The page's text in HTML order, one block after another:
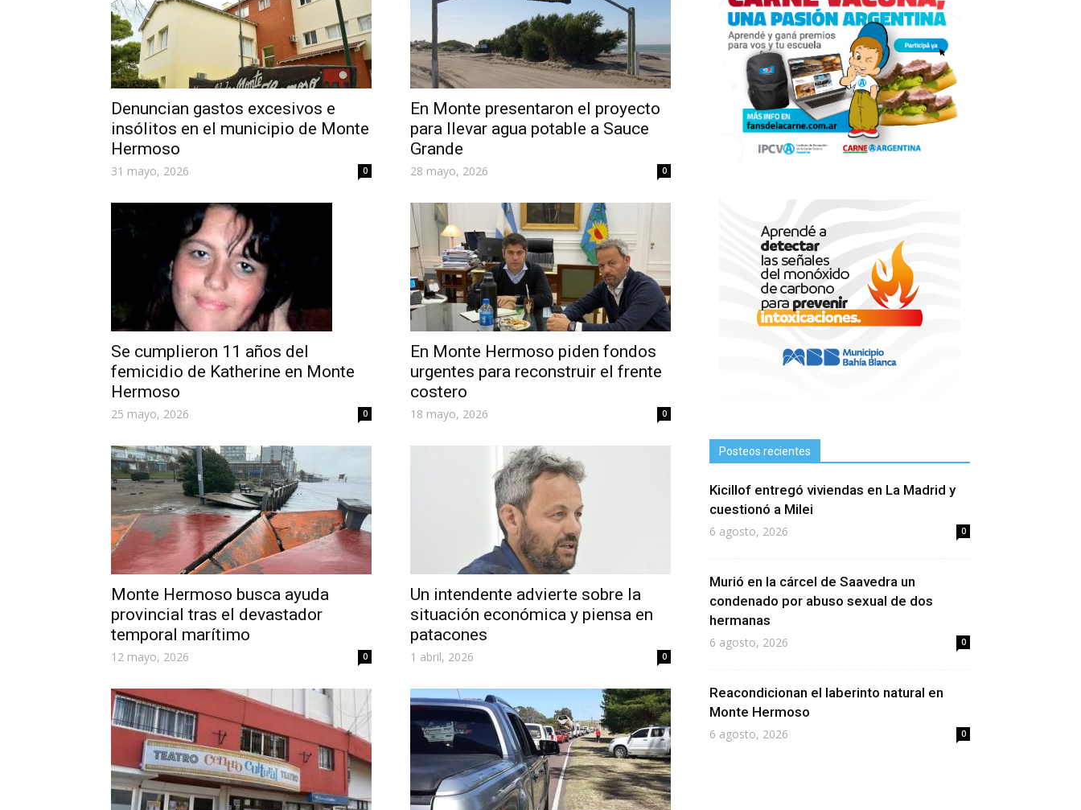
Denuncian gastos excesivos e
insólitos en el municipio de Monte
Hermoso
31 mayo, 2026 0
En Monte presentaron el proyecto
para llevar agua potable a Sauce
Grande
28 mayo, 2026 0
Se cumplieron 11 años del
femicidio de Katherine en Monte
Hermoso
25 mayo, 2026 0
En Monte Hermoso piden fondos
urgentes para reconstruir el frente
costero
18 mayo, 2026 0
Monte Hermoso busca ayuda
provincial tras el devastador
temporal marítimo
12 mayo, 2026 0
Un intendente advierte sobre la
situación económica y piensa en
patacones
1 abril, 2026 0
Posteos recientes
Kicillof entregó viviendas en La Madrid y
cuestionó a Milei
6 agosto, 2026 0
Murió en la cárcel de Saavedra un
condenado por abuso sexual de dos
hermanas
6 agosto, 2026 0
Reacondicionan el laberinto natural en
Monte Hermoso
6 agosto, 2026 0